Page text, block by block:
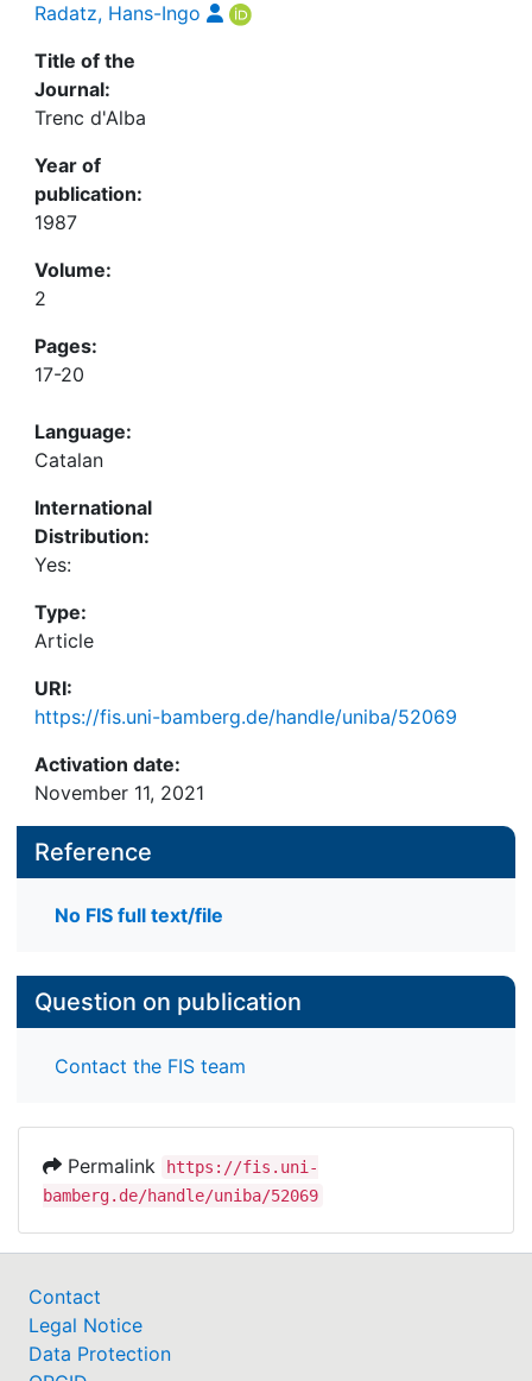
Radatz, Hans-Ingo
Title of the
Journal:
Trenc d'Alba
Year of
publication:
1987
Volume:
2
Pages:
17-20
Language:
Catalan
International
Distribution:
Yes:
Type:
Article
URI:
https://fis.uni-bamberg.de/handle/uniba/52069
Activation date:
November 11, 2021
Reference
No FIS full text/file
Question on publication
Contact the FIS team
Permalink
https://fis.uni-
bamberg.de/handle/uniba/52069
Contact
Legal Notice
Data Protection